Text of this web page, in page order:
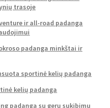
trasoje
ir all-road padanga
padanga minkštai ir
sportinė kelių padanga
kelių padanga
padanga su geru sukibimu